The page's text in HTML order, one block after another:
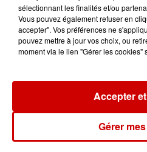
Jeux
Gagnez
sélectionnant les finalités et/ou
Vous pouvez également refuser en
accepter". Vos préférences ne
pouvez mettre à jour vos choix, ou
moment via le lien "Gérer les cookies"
Gérer
Accepter